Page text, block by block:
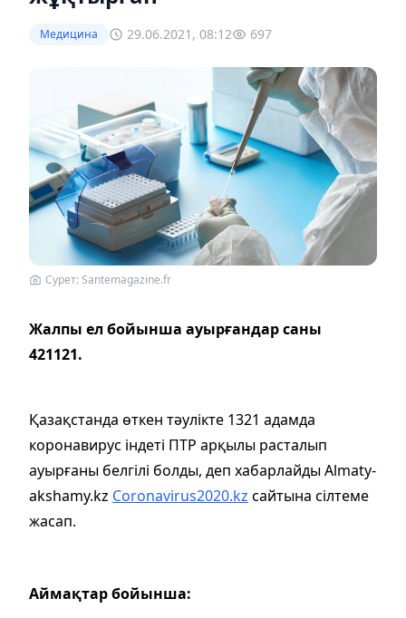
Медицина 29.06.2021, 08:12 697
Сурет: Santemagazine.fr
Жалпы ел бойынша ауырғандар саны
421121.
Қазақстанда өткен тәулікте 1321 адамда
коронавирус індеті ПТР арқылы расталып
ауырғаны белгілі болды, деп хабарлайды Almaty-
akshamy.kz Coronavirus2020.kz сайтына сілтеме
жасап.
Аймақтар бойынша: